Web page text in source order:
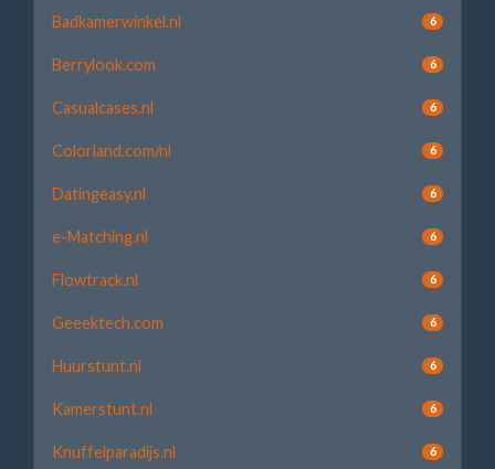
Badkamerwinkel.nl 6
Berrylook.com 6
Casualcases.nl 6
Colorland.com/nl 6
Datingeasy.nl 6
e-Matching.nl 6
Flowtrack.nl 6
Geeektech.com 6
Huurstunt.nl 6
Kamerstunt.nl 6
Knuffelparadijs.nl 6